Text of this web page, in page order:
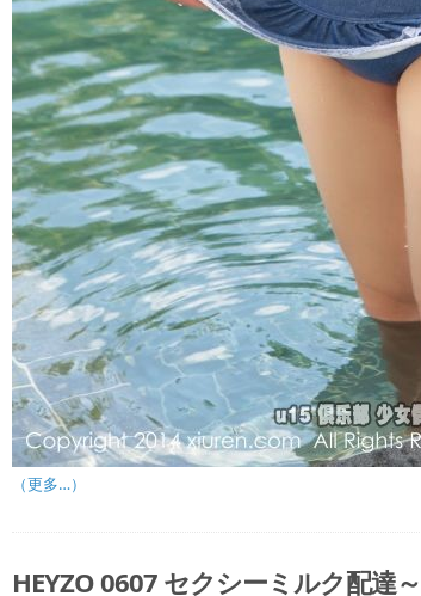
（更多…）
HEYZO 0607 セクシーミルク配達